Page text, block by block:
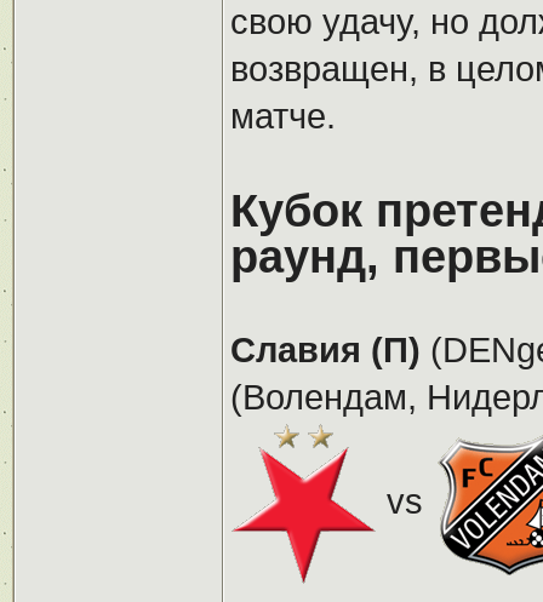
свою удачу, но
возвращен, в
матче.
Кубок
раунд,
Славия (П)
(Волендам,
vs